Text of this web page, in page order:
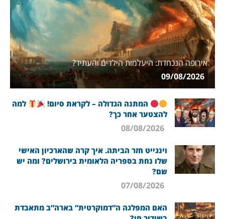
אירופה הנכחדת: היעלמות הילדים והעתיד?
המתנה הגדולה – לקראת סיום!
למה
להצטער אחר כך?
וינגייט חזר הביתה. איך קרה שהארכיון האישי
שלו נחת בספריה הלאומית בירושלים? ומה יש
שם?
האם המפלגה ה”דמוקרטית” בארה”ב מתאבדת